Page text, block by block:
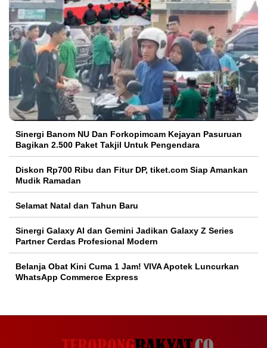
Sinergi Banom NU Dan Forkopimcam Kejayan Pasuruan
Bagikan 2.500 Paket Takjil Untuk Pengendara
Diskon Rp700 Ribu dan Fitur DP, tiket.com Siap Amankan
Mudik Ramadan
Selamat Natal dan Tahun Baru
Sinergi Galaxy AI dan Gemini Jadikan Galaxy Z Series
Partner Cerdas Profesional Modern
Belanja Obat Kini Cuma 1 Jam! VIVA Apotek Luncurkan
WhatsApp Commerce Express